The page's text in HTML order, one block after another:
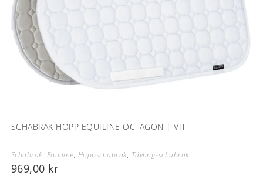
SCHABRAK HOPP EQUILINE OCTAGON | VITT
Schabrak, Equiline, Hoppschabrak, Tävlingsschabrak
969,00 kr